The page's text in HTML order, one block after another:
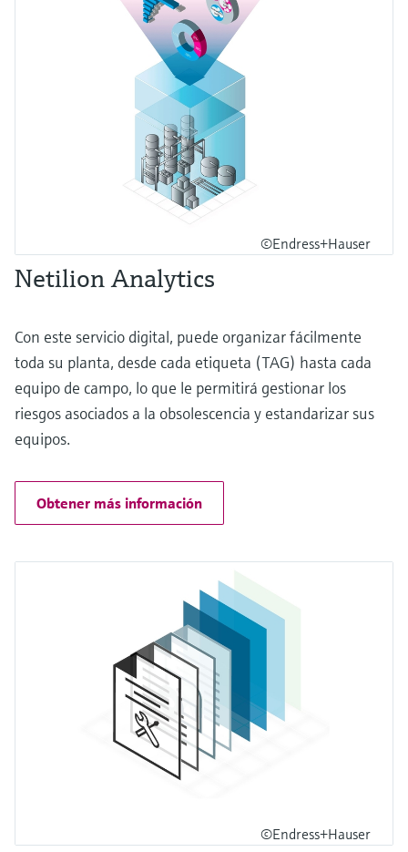
©Endress+Hauser
Netilion Analytics
Con este servicio digital, puede organizar fácilmente
toda su planta, desde cada etiqueta (TAG) hasta cada
equipo de campo, lo que le permitirá gestionar los
riesgos asociados a la obsolescencia y estandarizar sus
equipos.
Obtener más información
©Endress+Hauser